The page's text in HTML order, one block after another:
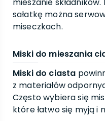
sałatkę można
miseczkach.
Miski do mieszania
Miski do ciasta
z materiałów
Często wybiera się
które łatwo się myją i